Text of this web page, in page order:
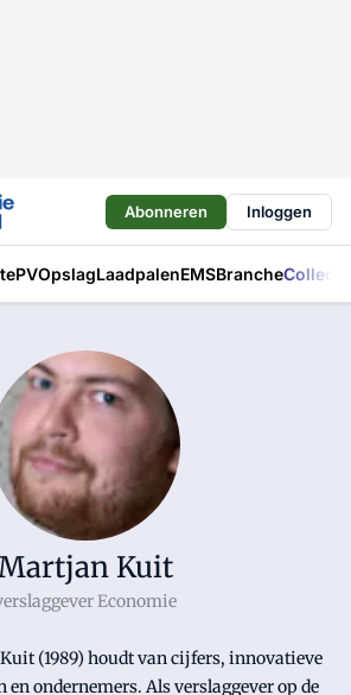
Abonneren Inloggen
PVOpslagLaadpalenEMSBranche
Kuit
Economie
(1989) houdt van cijfers, innovatieve
en ondernemers. Als verslaggever op de